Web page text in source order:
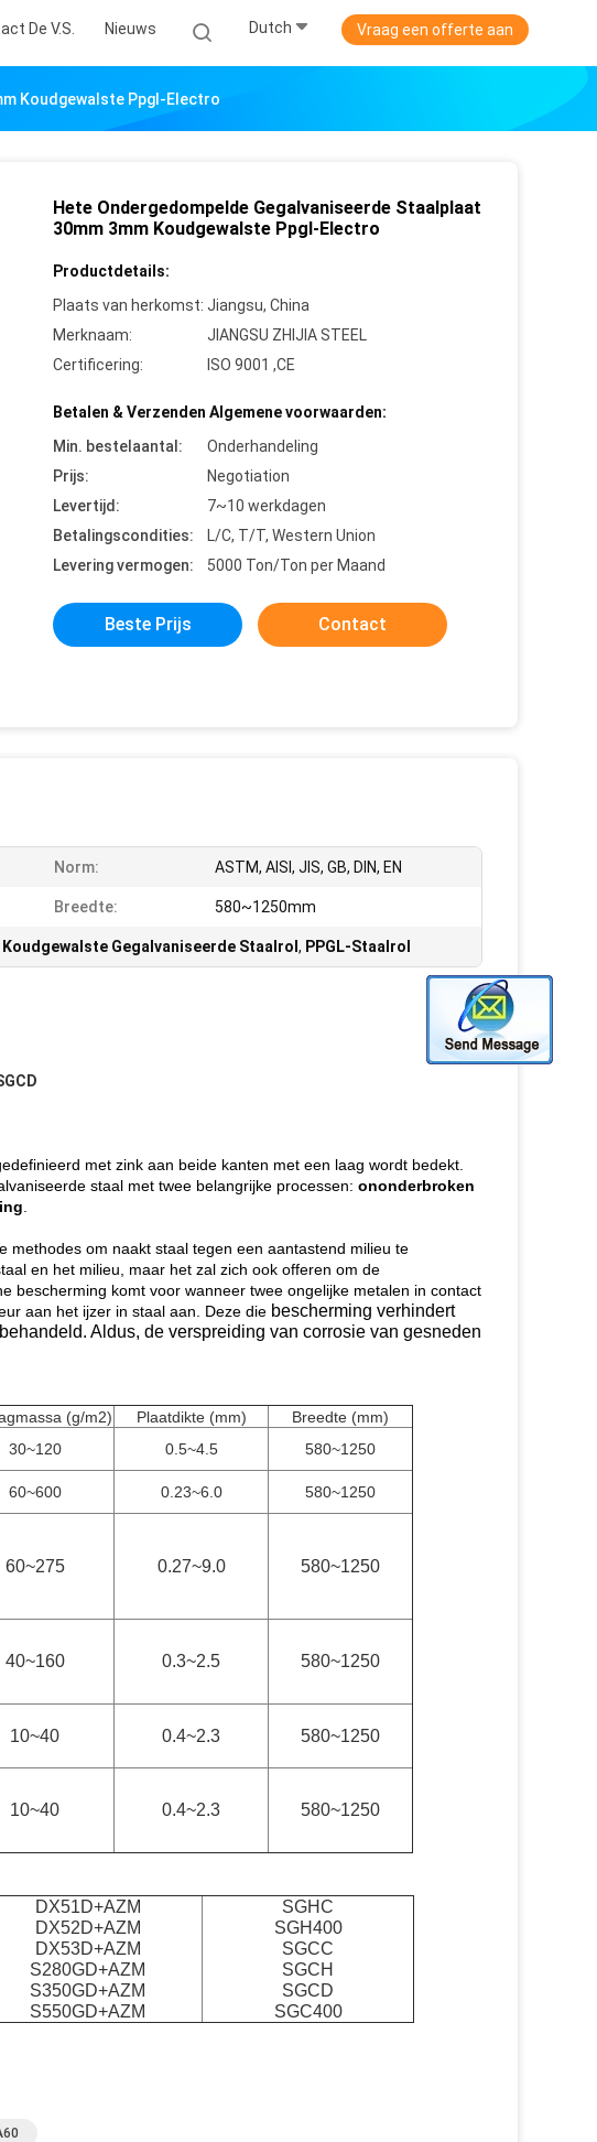
De V.S. Nieuws Dutch Vraag een offerte aan
Koudgewalste Ppgl-Electro
Hete Ondergedompelde Gegalvaniseerde Staalplaat
30mm 3mm Koudgewalste Ppgl-Electro
Productdetails:
Plaats van herkomst: Jiangsu, China
Merknaam:
JIANGSU ZHIJIA STEEL
Certificering:
ISO 9001 ,CE
Betalen & Verzenden Algemene voorwaarden:
Min. bestelaantal:
Onderhandeling
Prijs:
Negotiation
Levertijd:
7~10 werkdagen
Betalingscondities:
L/C, T/T, Western Union
Levering vermogen:
5000 Ton/Ton per Maand
Beste Prijs Contact
Norm: ASTM, AISI, JIS, GB, DIN, EN
Breedte: 580~1250mm
Koudgewalste Gegalvaniseerde Staalrol , PPGL-Staalrol
met zink aan beide kanten met een laag wordt bedekt.
staal met twee belangrijke processen: ononderbroken
methodes om naakt staal tegen een aantastend milieu te
en het milieu, maar het zal zich ook offeren om de
bescherming komt voor wanneer twee ongelijke metalen in contact
aan het ijzer in staal aan. Deze die bescherming verhindert
Aldus, de verspreiding van corrosie van gesneden
(g/m2) Plaatdikte (mm) Breedte (mm)
30~120 0.5~4.5
580~1250
60~600 0.23~6.0
580~1250
60~275 0.27~9.0 580~1250
40~160 0.3~2.5 580~1250
10~40 0.4~2.3 580~1250
10~40 0.4~2.3 580~1250
DX51D+AZM
DX52D+AZM
DX53D+AZM
S280GD+AZM
S350GD+AZM
S550GD+AZM
SGHC
SGH400
SGCC
SGCH
SGCD
SGC400